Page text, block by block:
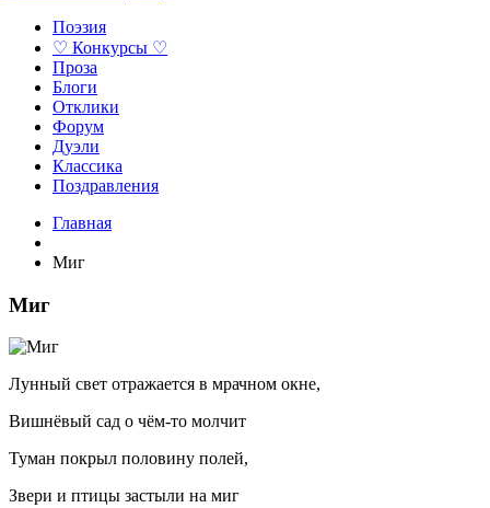
Поэзия
♡ Конкурсы ♡
Проза
Блоги
Отклики
Форум
Дуэли
Классика
Поздравления
Главная
Миг
Миг
Лунный свет отражается в мрачном окне,
Вишнёвый сад о чём-то молчит
Туман покрыл половину полей,
Звери и птицы застыли на миг